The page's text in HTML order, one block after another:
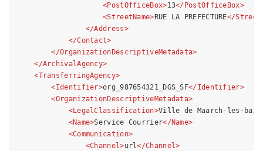
<PostOfficeBox>13</ PostOfficeBox>
<StreetName> RUE LA PREFECTURE</
</Address>
</Contact>
</OrganizationDescriptiveMetadata>
</ArchivalAgency>
<TransferringAgency>
<Identifier>org_987654321_DGS_SF</Identifier>
<OrganizationDescriptiveMetadata>
<LegalClassification>Ville de Maarch-les-
<Name>Service Courrier</Name>
<Communication>
<Channel>url</Channel>